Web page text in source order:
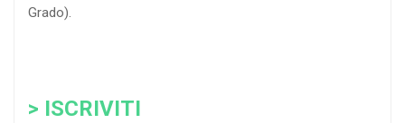
Grado).
> ISCRIVITI